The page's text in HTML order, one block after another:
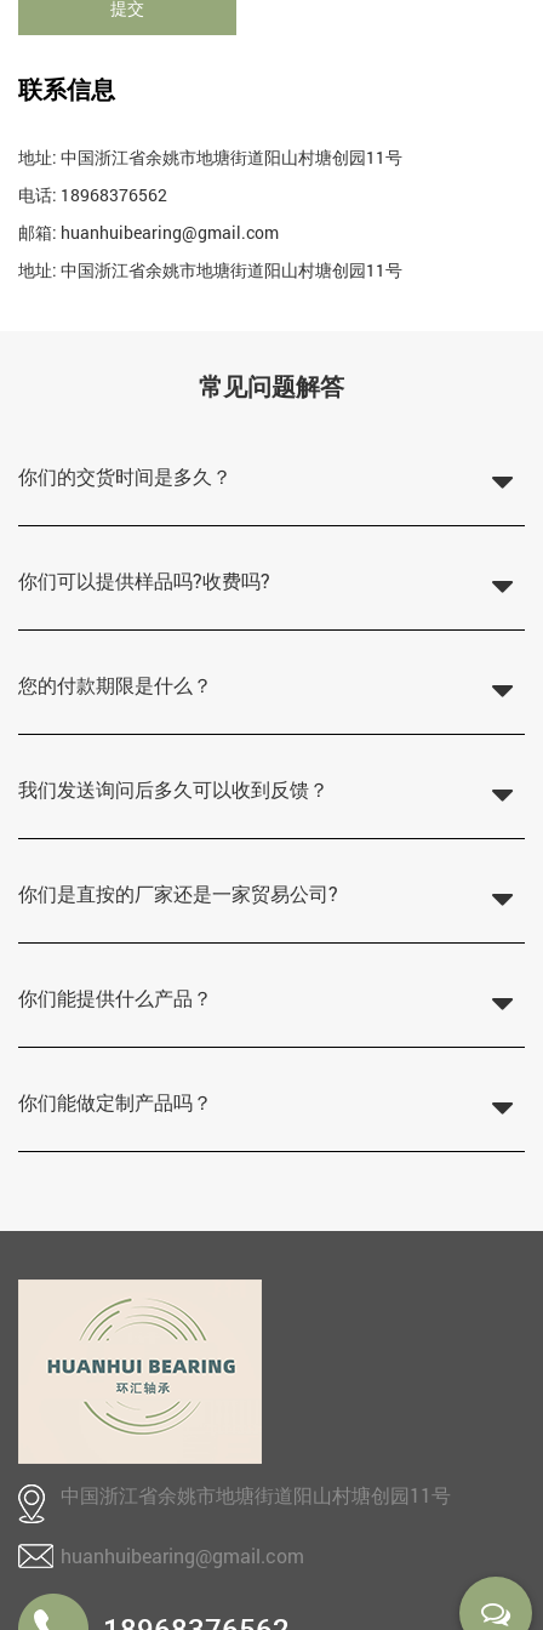
联系信息
地址: 中国浙江省余姚市地塘街道阳山村塘创园11号
电话: 18968376562
邮箱: huanhuibearing@gmail.com
地址: 中国浙江省余姚市地塘街道阳山村塘创园11号
常见问题解答
你们的交货时间是多久？
你们可以提供样品吗?收费吗?
您的付款期限是什么？
我们发送询问后多久可以收到反馈？
你们是直按的厂家还是一家贸易公司?
你们能提供什么产品？
你们能做定制产品吗？
中国浙江省余姚市地塘街道阳山村塘创园11号
huanhuibearing@gmail.com